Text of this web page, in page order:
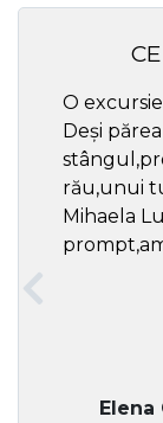
O
Deși
rău,unui
Mihaela
Elena